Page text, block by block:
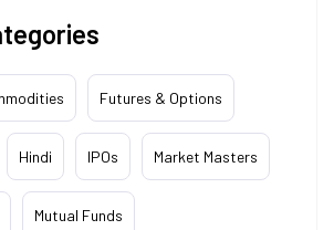
Futures & Options
Hindi IPOs Market Masters
Mutual Funds